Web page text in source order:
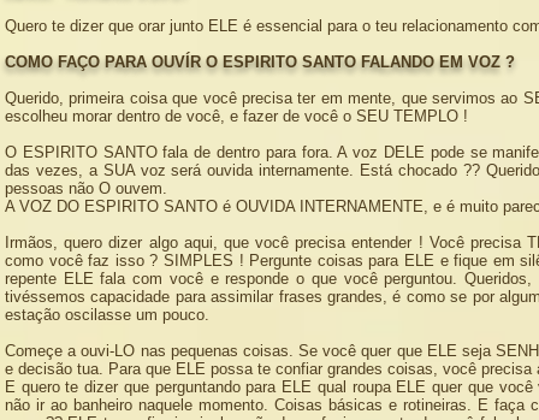
Quero te dizer que orar junto ELE é essencial para o teu relacionamento
COMO FAÇO PARA OUVÍR O ESPIRITO SANTO FALANDO EM VOZ ?
Querido, primeira coisa que você precisa ter em mente, que servimos ao
escolheu morar dentro de você, e fazer de você o SEU TEMPLO !
O ESPIRITO SANTO fala de dentro para fora. A voz DELE pode se
das vezes, a SUA voz será ouvida internamente. Está chocado ??
pessoas não O ouvem.
A VOZ DO ESPIRITO SANTO é OUVIDA INTERNAMENTE, e é muito
Irmãos, quero dizer algo aqui, que você precisa entender ! Você
como você faz isso ? SIMPLES ! Pergunte coisas para ELE e fique em
repente ELE fala com você e responde o que você perguntou.
tivéssemos capacidade para assimilar frases grandes, é como se por
estação oscilasse um pouco.
Começe a ouvi-LO nas pequenas coisas. Se você quer que ELE seja
e decisão tua. Para que ELE possa te confiar grandes coisas, você
E quero te dizer que perguntando para ELE qual roupa ELE quer que
não ir ao banheiro naquele momento. Coisas básicas e rotineiras. E